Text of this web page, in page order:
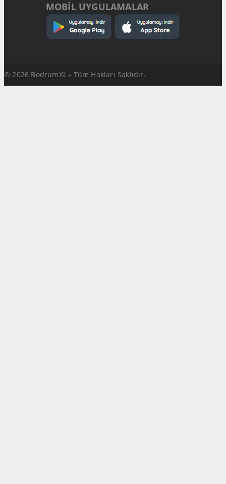
MOBİL UYGULAMALAR
© 2026 BodrumXL - Tüm Hakları Saklıdır.